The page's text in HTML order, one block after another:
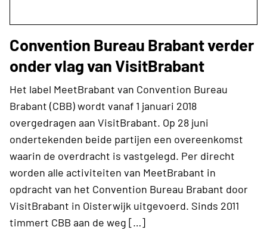
Convention Bureau Brabant verder
onder vlag van VisitBrabant
Het label MeetBrabant van Convention Bureau
Brabant (CBB) wordt vanaf 1 januari 2018
overgedragen aan VisitBrabant. Op 28 juni
ondertekenden beide partijen een overeenkomst
waarin de overdracht is vastgelegd. Per direcht
worden alle activiteiten van MeetBrabant in
opdracht van het Convention Bureau Brabant door
VisitBrabant in Oisterwijk uitgevoerd. Sinds 2011
timmert CBB aan de weg […]